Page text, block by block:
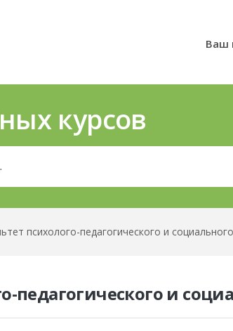
Ваш
курсов
психолого-педагогического и
педагогического и